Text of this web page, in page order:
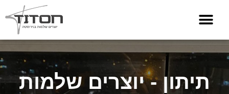
תיתון - יוצרים שלמות